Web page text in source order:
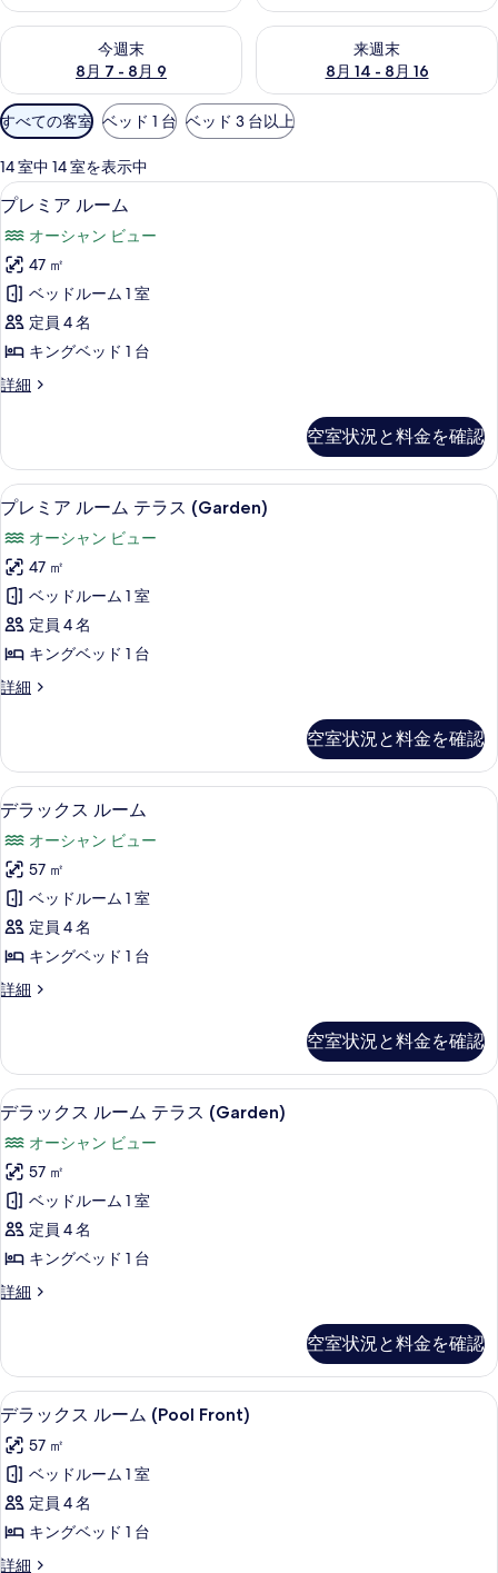
今週末
8月 7 - 8月 9
今週末 8月 7 - 8月 9 の空室状況をチェック
来週末
8月 14 - 8月 16
来週末 8月 14 - 8月 16 の空室
利
用
可
能
な
客
室
の
絞
り
込
み
すべての客室 ベッド 1 台 ベッド 3 台以上
14 室中 14 室を表示中
プ
レ
ミ
ア
ル
ー
ム
の
べ
て
の
写
真
を
表
示
す
ミニバー、遮光カーテン、防音設備
5
プレミア ルーム
オーシャン ビュー
47 ㎡
ベッドルーム 1 室
定員 4 名
キングベッド 1 台
詳細
プ
ル
ー
ム
詳
細
空室状況と料金を確認
プ
レ
ミ
ア
ル
ー
ム
テ
ス
(Garden)
の
す
べ
て
の
写
真
示
す
る
プレミア ルーム テラス (Garden) |
6
プレミア ルーム テラス (Garden)
オーシャン ビュー
47 ㎡
ベッドルーム 1 室
定員 4 名
キングベッド 1 台
詳細
プ
ル
ー
ム
ラ
ス
(Garden)
の
詳
細
空室状況と料金を確認
デ
ラ
ッ
ク
ス
ル
ー
ム
す
べ
て
の
写
真
を
表
示
ミニバー、遮光カーテン、防音設備
5
デラックス ルーム
オーシャン ビュー
57 ㎡
ベッドルーム 1 室
定員 4 名
キングベッド 1 台
詳細
デ
ス
ル
ー
の
詳
細
空室状況と料金を確認
デ
ラ
ッ
ク
ス
ル
ー
ム
ラ
ス
(Garden)
の
す
べ
て
の
デラックス ルーム テラス (Garden)
6
デラックス ルーム テラス (Garden)
オーシャン ビュー
57 ㎡
ベッドルーム 1 室
定員 4 名
キングベッド 1 台
詳細
デ
ス
ル
ー
テ
ラ
(Garden)
の
空室状況と料金を確認
デ
ラ
ッ
ク
ス
ル
デラックス ルーム (Pool Front) | ミ
6
デラックス ルーム (Pool Front)
57 ㎡
ベッドルーム 1 室
定員 4 名
キングベッド 1 台
詳細
デ